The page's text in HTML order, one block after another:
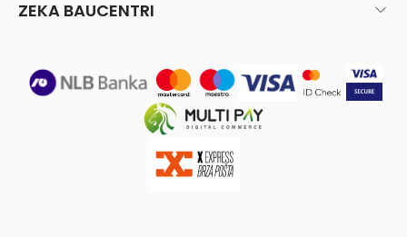
ZEKA BAUCENTRI